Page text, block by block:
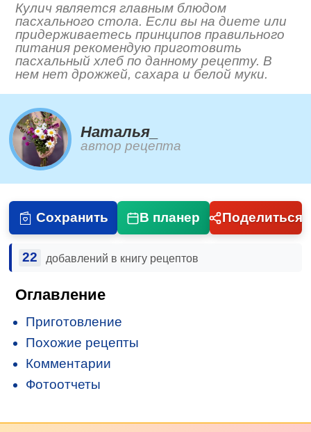
Кулич является главным блюдом
пасхального стола. Если вы на диете или
придерживаетесь принципов правильного
питания рекомендую приготовить
пасхальный хлеб по данному рецепту. В
нем нет дрожжей, сахара и белой муки.
Наталья_
автор рецепта
Сохранить В планер Поделиться
22 добавлений в книгу рецептов
Оглавление
Приготовление
Похожие рецепты
Комментарии
Фотоотчеты